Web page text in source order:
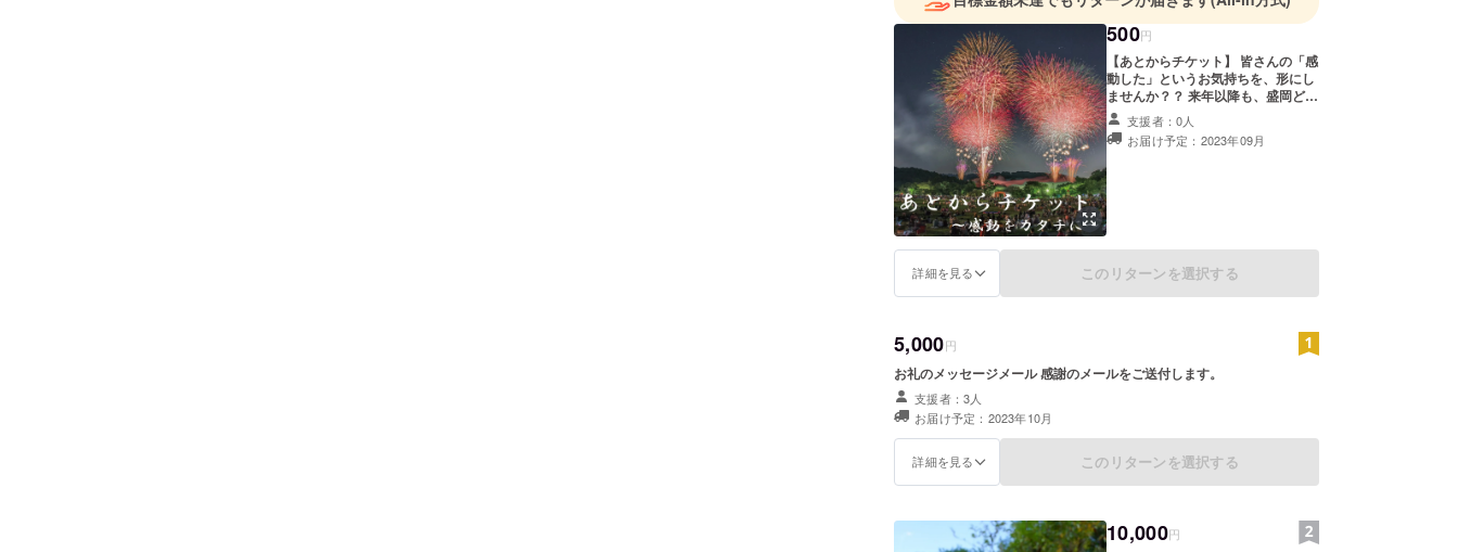
このコロナの時代に人々の下を向きつつある気持ちを実行委
員が本気で花火と様々な感動する仕掛けを用意して、
元気づけようと努力をしておりました。
中止を決断するためには様々な意見が飛び交い、何週間も話
し合いが続きました。
日時を変えて、短時間のサプライズ花火はどうか！？
回盛岡どんぱ」として盛岡の夜空へ花火を打ち上げたく、ク
500円
【あとからチケット】 皆さんの「感
動した」というお気持ちを、形にし
ませんか？？ 来年以降も、盛岡どん
ぱを開催するための、寄付とボラン
ティアを集めています！ 見て感動し
たので、花火が終わった、「あとか
支援者：0人
お届け予定：2023年09月
詳細を見る このリターンを選択する
5,000円
お礼のメッセージメール 感謝のメールをご送付します。
支援者：3人
お届け予定：2023年10月
詳細を見る このリターンを選択する
10,000円